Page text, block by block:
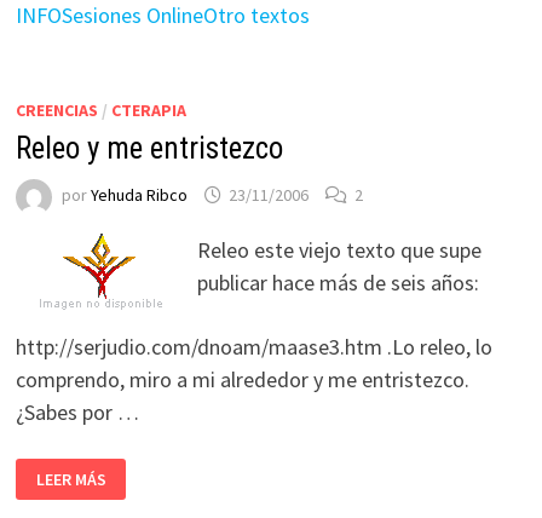
INFOSesiones OnlineOtro textos
CREENCIAS / CTERAPIA
Releo y me entristezco
porYehuda Ribco 23/11/2006 2
Releo este viejo texto que supe
publicar hace más de seis años:
http://serjudio.com/dnoam/maase3.htm .Lo releo, lo
comprendo, miro a mi alrededor y me entristezco.
¿Sabes por …
LEER MÁS